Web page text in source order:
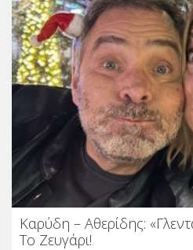
Καρύδη – Αθερίδης:
Το Ζευγάρι!